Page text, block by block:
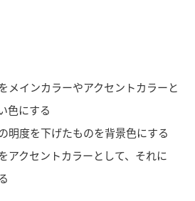
メインカラーやアクセントカラーと
色にする
明度を下げたものを背景色にする
アクセントカラーとして、それに